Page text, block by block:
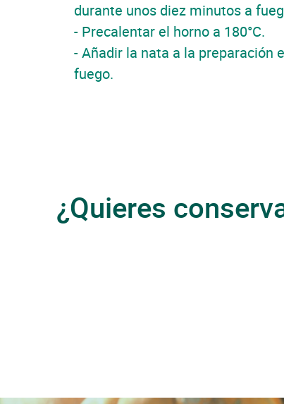
durante unos diez minutos a
- Precalentar el horno a 180°C.
- Añadir la nata a la preparación
fuego.
¿Quieres